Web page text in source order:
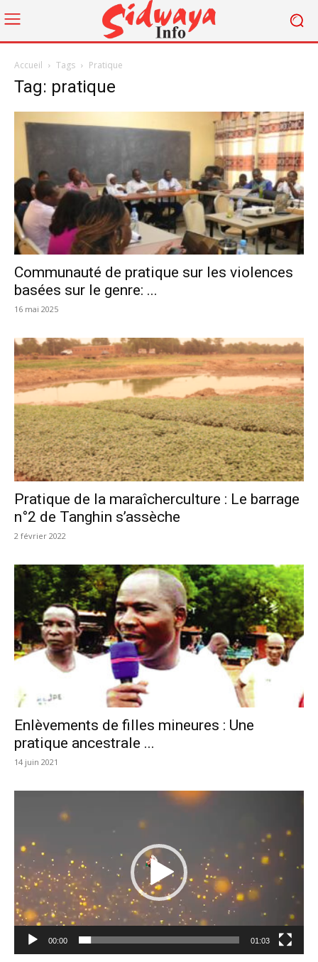
Accueil Tags Pratique
Tag: pratique
Communauté de pratique sur les violences
basées sur le genre: ...
16 mai 2025
Pratique de la maraîcherculture : Le barrage
n°2 de Tanghin s’assèche
2 février 2022
Enlèvements de filles mineures : Une
pratique ancestrale ...
14 juin 2021
00:00 01:03